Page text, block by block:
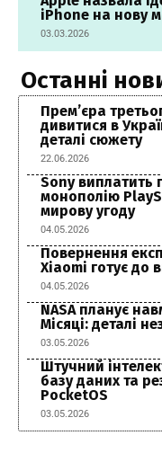
iPhone на нову
03.03.2026
Останні
Прем’єра
дивитися в
деталі сюжету
22.06.2026
Sony виплатить
монополію
мирову угоду
04.05.2026
Повернення
Xiaomi готує до
04.05.2026
NASA планує
Місяці: деталі
03.05.2026
Штучний
базу даних та
PocketOS
03.05.2026